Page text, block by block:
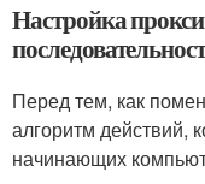
Настройка
Перед тем, как
алгоритм действий,
начинающих